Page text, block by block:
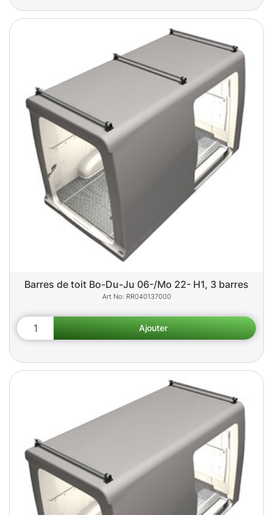
Barres de toit Bo-Du-Ju 06-/Mo 22- H1, 3 barres
RR040137000